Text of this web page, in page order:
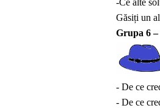
-Ce alte
Găsiți un
Grupa 6
- De ce
- De ce